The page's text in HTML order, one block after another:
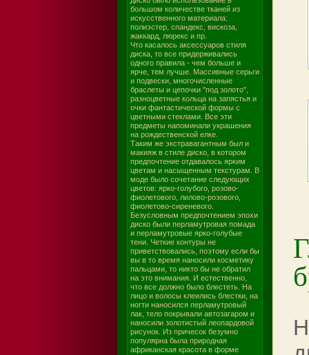
большом количестве тканей из
искусственного материала:
полиэстер, спандекс, вискоза,
жаккард, люрекс и пр.
Что касалось аксессуаров стиля
диска, то все придерживались
одного правила - чем больше и
ярче, тем лучше. Массивные серьги
и подвески, многочисленные
браслеты и цепочки "под золото",
разноцветные кольца на запястья и
очки фантастической формы с
цветными стеклами. Все эти
предметы напоминали украшения
на рождественской елке.
Таким же экстравагантным был и
макияж в стиле диско, в котором
предпочтение отдавалось ярким
цветам и насыщенным текстурам. В
моде было сочетание следующих
цветов: ярко-голубого, розово-
фиолетового, лилово-розового,
фиолетово-сиреневого.
Безусловным предпочтением эпохи
диско были перламутровая помада
и перламутровые ярко-голубые
тени. Четкие контуры не
приветствовались, поэтому если бы
вы в то время наносили косметику
пальцами, то никто бы не обратил
на это внимания. И естественно,
что все должно было блестеть. На
лицо и волосы клеились блестки, на
ногти наносился перламутровый
лак, тело покрывали автозагаром и
наносили золотистый леопардовой
рисунок. Из причесок безумно
популярна была природная
африканская красота в форме